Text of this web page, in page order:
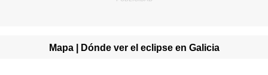
Mapa | Dónde ver el eclipse en Galicia